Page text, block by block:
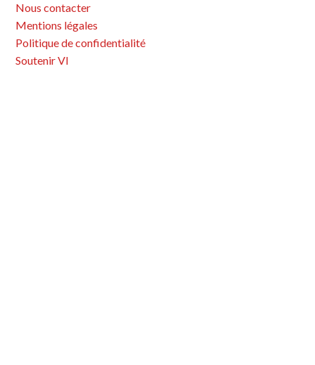
Nous contacter
Mentions légales
Politique de confidentialité
Soutenir VI